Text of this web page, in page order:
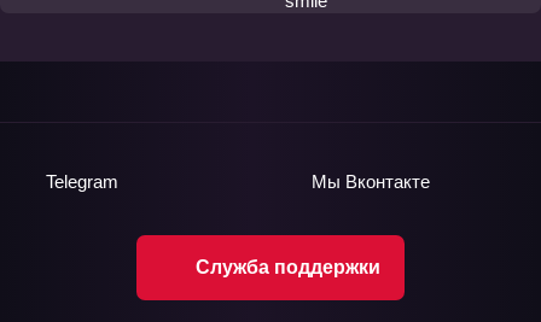
Служба поддержки
Telegram Мы Вконтакте